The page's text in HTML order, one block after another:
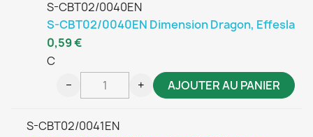
S-CBT02/0040EN
S-CBT02/0040EN Dimension Dragon, Effesla
C
0,59 €
− + AJOUTER AU PANIER
S-CBT02/0041EN